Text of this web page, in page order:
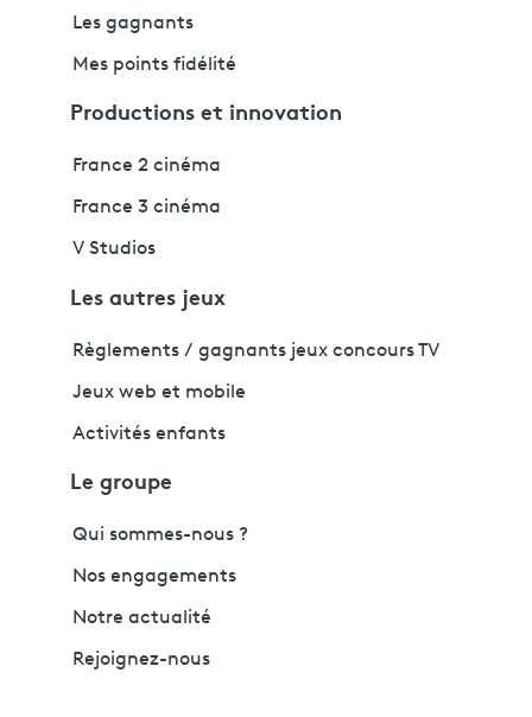
Les gagnants
Mes points fidélité
Productions et innovation
France 2 cinéma
France 3 cinéma
V Studios
Les autres jeux
Règlements / gagnants jeux concours TV
Jeux web et mobile
Activités enfants
Le groupe
Qui sommes-nous ?
Nos engagements
Notre actualité
Rejoignez-nous